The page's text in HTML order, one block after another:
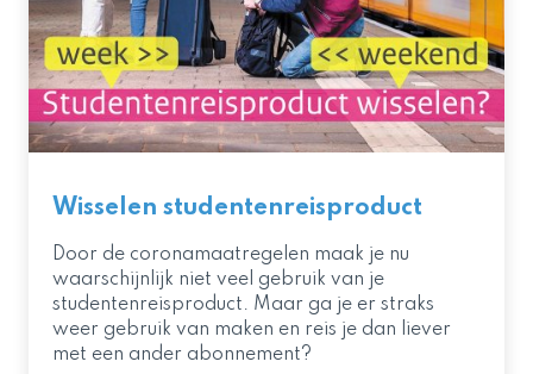
Wisselen studentenreisproduct
Door de coronamaatregelen maak je nu
waarschijnlijk niet veel gebruik van je
studentenreisproduct. Maar ga je er straks
weer gebruik van maken en reis je dan liever
met een ander abonnement?